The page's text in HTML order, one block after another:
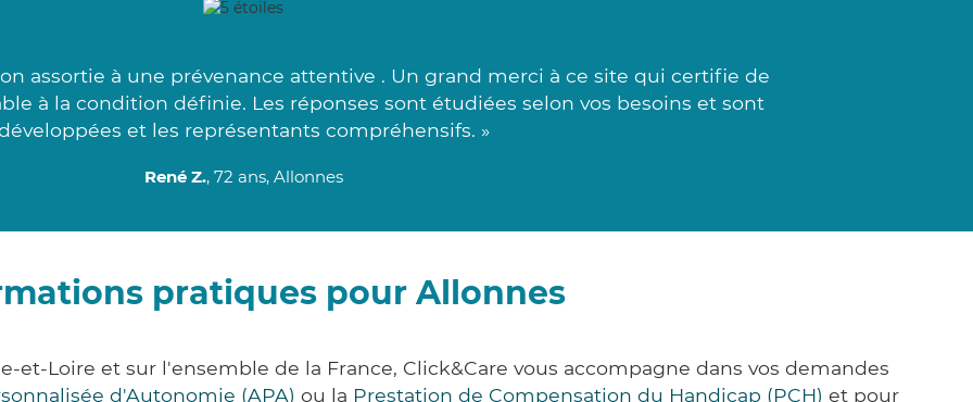
assortie à une prévenance attentive . Un grand merci à ce site qui certifie de
à la condition définie. Les réponses sont étudiées selon vos besoins et sont
et les représentants compréhensifs. »
René Z., 72 ans, Allonnes
pratiques pour Allonnes
et-Loire et sur l'ensemble de la France, Click&Care vous accompagne dans vos demandes
d'Autonomie (APA) ou la Prestation de Compensation du Handicap (PCH) et pour